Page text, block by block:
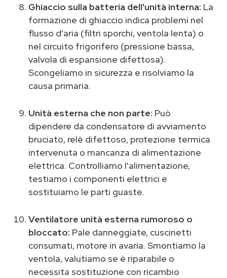
Ghiaccio sulla batteria dell'unità interna: La
formazione di ghiaccio indica problemi nel
flusso d'aria (filtri sporchi, ventola lenta) o
nel circuito frigorifero (pressione bassa,
valvola di espansione difettosa).
Scongeliamo in sicurezza e risolviamo la
causa primaria.
Unità esterna che non parte: Può
dipendere da condensatore di avviamento
bruciato, relè difettoso, protezione termica
intervenuta o mancanza di alimentazione
elettrica. Controlliamo l'alimentazione,
testiamo i componenti elettrici e
sostituiamo le parti guaste.
Ventilatore unità esterna rumoroso o
bloccato: Pale danneggiate, cuscinetti
consumati, motore in avaria. Smontiamo la
ventola, valutiamo se è riparabile o
necessita sostituzione con ricambio